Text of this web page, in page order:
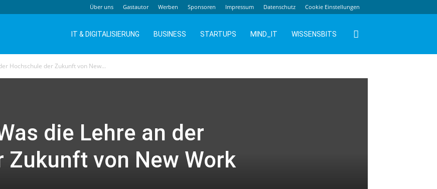
Über uns Gastautor Werben Sponsoren Impressum Datenschutz Cookie Einstellungen
IT & DIGITALISIERUNG BUSINESS STARTUPS MIND_IT WISSENSBITS
Hochschule der Zukunft von New...
die Lehre an der
Zukunft von New Work